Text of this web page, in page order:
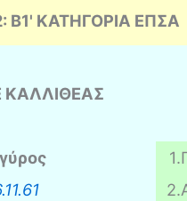
B1' ΚΑΤΗΓΟΡΙΑ ΕΠΣΑ
ΚΑΛΛΙΘΕΑΣ
1.
2.